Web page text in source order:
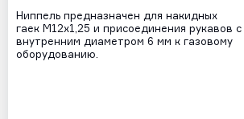
Ниппель предназначен для накидных
гаек М12х1,25 и присоединения рукавов с
внутренним диаметром 6 мм к газовому
оборудованию.